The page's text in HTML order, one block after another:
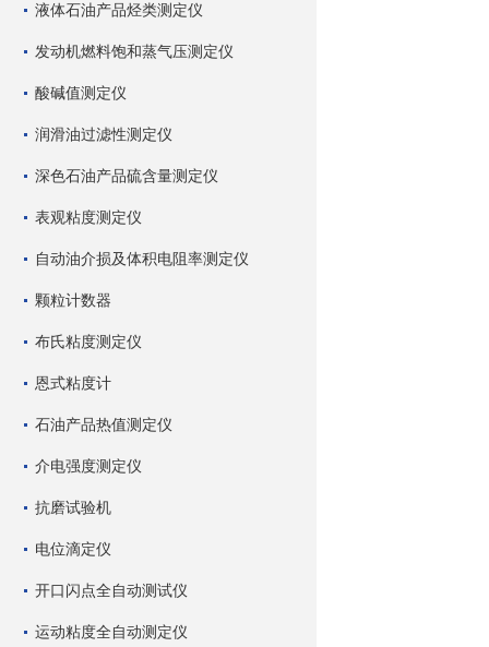
液体石油产品烃类测定仪
发动机燃料饱和蒸气压测定仪
酸碱值测定仪
润滑油过滤性测定仪
深色石油产品硫含量测定仪
表观粘度测定仪
自动油介损及体积电阻率测定仪
颗粒计数器
布氏粘度测定仪
恩式粘度计
石油产品热值测定仪
介电强度测定仪
抗磨试验机
电位滴定仪
开口闪点全自动测试仪
运动粘度全自动测定仪